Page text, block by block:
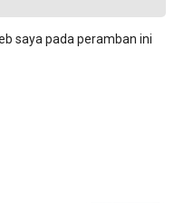
saya pada peramban ini